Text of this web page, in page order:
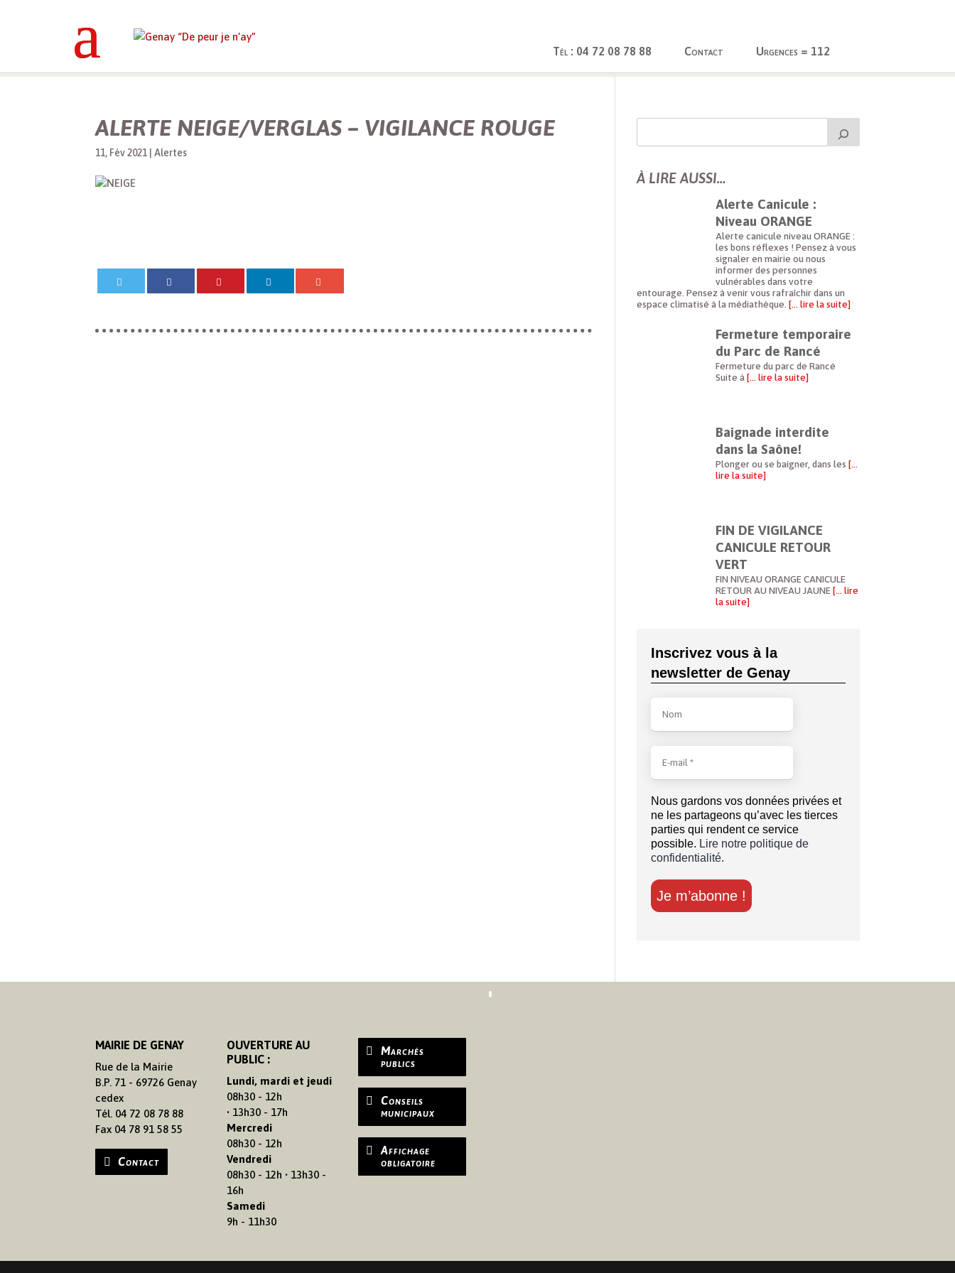
Tél : 04 72 08 78 88 Contact Urgences = 112
ALERTE NEIGE/VERGLAS – VIGILANCE ROUGE
11, Fév 2021 |Alertes
À LIRE AUSSI…
Alerte Canicule :
Niveau ORANGE
Alerte canicule niveau ORANGE :
les bons réflexes ! Pensez à vous
signaler en mairie ou nous
informer des personnes
vulnérables dans votre
entourage. Pensez à venir vous rafraîchir dans un
espace climatisé à la médiathèque. [… lire la suite]
Fermeture temporaire
du Parc de Rancé
Fermeture du parc de Rancé
Suite à[… lire la suite]
Baignade interdite
dans la Saône!
Plonger ou se baigner, dans les […
lire la suite]
FIN DE VIGILANCE
CANICULE RETOUR
VERT
FIN NIVEAU ORANGE CANICULE
RETOUR AU NIVEAU JAUNE [… lire
la suite]
Inscrivez vous à la
newsletter de Genay
Nous gardons vos données privées et
ne les partageons qu’avec les tierces
parties qui rendent ce service
possible. Lire notre politique de
confidentialité.
MAIRIE DE GENAY
Rue de la Mairie
B.P. 71 - 69726 Genay
cedex
Tél. 04 72 08 78 88
Fax 04 78 91 58 55
Contact
OUVERTURE AU
PUBLIC :
Lundi, mardi et jeudi
08h30 - 12h
• 13h30 - 17h
Mercredi
08h30 - 12h
Vendredi
08h30 - 12h • 13h30 -
16h
Samedi
9h - 11h30
Marchés
publics
Conseils
municipaux
Affichage
obligatoire